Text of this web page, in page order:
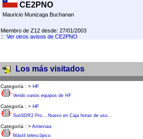
CE2PNO
Mauricio Munizaga Buchanan
Miembro de Z12 desde: 27/01/2003
:: Ver otros avisos de CE2PNO
Los más visitados
Categoría : > HF
Vendo varios equipos de HF
Categoría : > HF
SunSDR2 Pro....Nuevo en Caja horas de uso...
Categoría : >Antenas
Mástil telescópico